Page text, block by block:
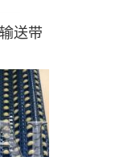
送带